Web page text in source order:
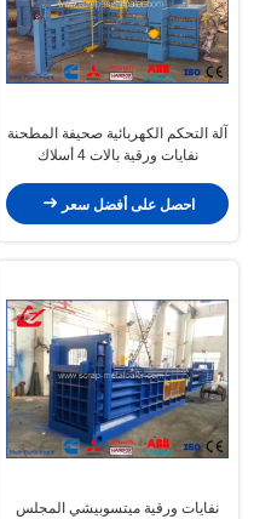
آلة التحكم الكهربائية صحيفة المطحنة
نفايات ورقية بالات 4 أسلاك
احصل على أفضل سعر
نفايات ورقية ميتسوبيشي المجلس